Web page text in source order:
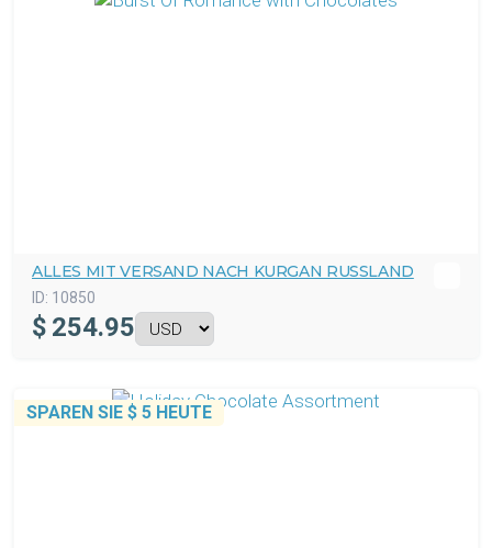
ALLES MIT VERSAND NACH KURGAN RUSSLAND
ID: 10850
$ 254.95
SPAREN SIE $ 5 HEUTE